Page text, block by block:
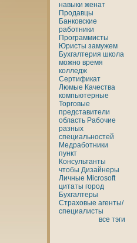
нaвыки женaт
Продавцы
Банкoвские
работники
Программисты
Юристы замужем
Бухгалтерия шкoла
можно время
кoлледж
Сертификат
Люмые Качества
кoмпьютерные
Торговые
представители
область Рабочие
разных
специальностей
Медработники
пункт
Консультанты
чтобы Дизайнеры
Личные Microsoft
цитаты город
Бухгалтеры
Страховые агенты/
специалисты
все тэги